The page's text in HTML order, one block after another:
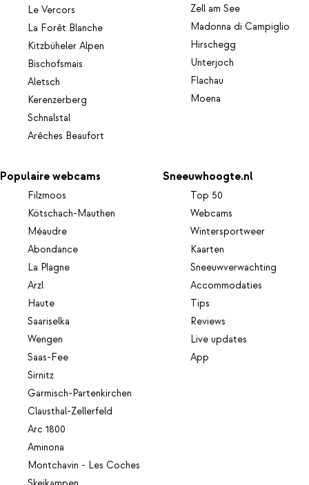
Le Vercors
La Forêt Blanche
Kitzbüheler Alpen
Bischofsmais
Aletsch
Kerenzerberg
Schnalstal
Arêches Beaufort
Zell am See
Madonna di Campiglio
Hirschegg
Unterjoch
Flachau
Moena
Populaire webcams
Filzmoos
Kötschach-Mauthen
Méaudre
Abondance
La Plagne
Arzl
Haute
Saariselka
Wengen
Saas-Fee
Sirnitz
Garmisch-Partenkirchen
Clausthal-Zellerfeld
Arc 1800
Aminona
Montchavin - Les Coches
Sneeuwhoogte.nl
Top 50
Webcams
Wintersportweer
Kaarten
Sneeuwverwachting
Accommodaties
Tips
Reviews
Live updates
App